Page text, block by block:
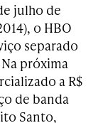
julho de
o HBO
separado
próxima
a R$
de banda
Santo,